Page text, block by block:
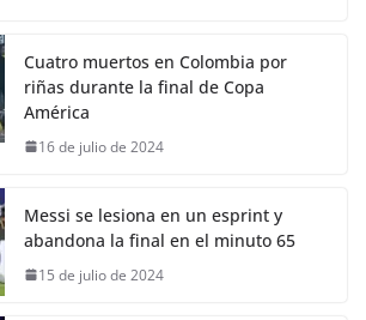
Cuatro muertos en Colombia por
riñas durante la final de Copa
América
16 de julio de 2024
Messi se lesiona en un esprint y
abandona la final en el minuto 65
15 de julio de 2024